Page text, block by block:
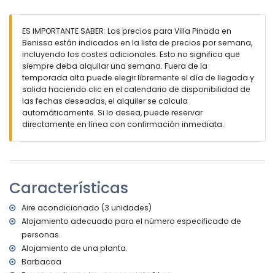
ducha exterior
zona de estar exterior y zona de comedor exterior
2 plazas de aparcamiento privado
Más información
pueblo más cercano: Calpe (a menos de 5 kilómetros de
la villa)
playa más cercana: La Fustera (a menos de 3 kilómetros
de la villa)
puerto más cercano: Puerto Deportivo Les Bassetes (a
kilómetros de la villa)
kilómetros)
no se permiten mascotas
El alojamiento es muy adecuado para familias con niños
Instalaciones y servicios incluidos en el precio de alquiler
de la villa
internet (WiFi)
aspiradora y plancha con tabla de planchar
ES IMPORTANTE SABER: Los precios para Villa Pinada en
Benissa están indicados en la lista de precios por semana,
incluyendo los costes adicionales. Esto no significa que
siempre deba alquilar una semana. Fuera de la
temporada alta puede elegir libremente el día de llegada y
salida haciendo clic en el calendario de disponibilidad de
las fechas deseadas, el alquiler se calcula
automáticamente. Si lo desea, puede reservar
directamente en línea con confirmación inmediata.
Características
Aire acondicionado (3 unidades)
Alojamiento adecuado para el número especificado de
personas.
Alojamiento de una planta.
Barbacoa